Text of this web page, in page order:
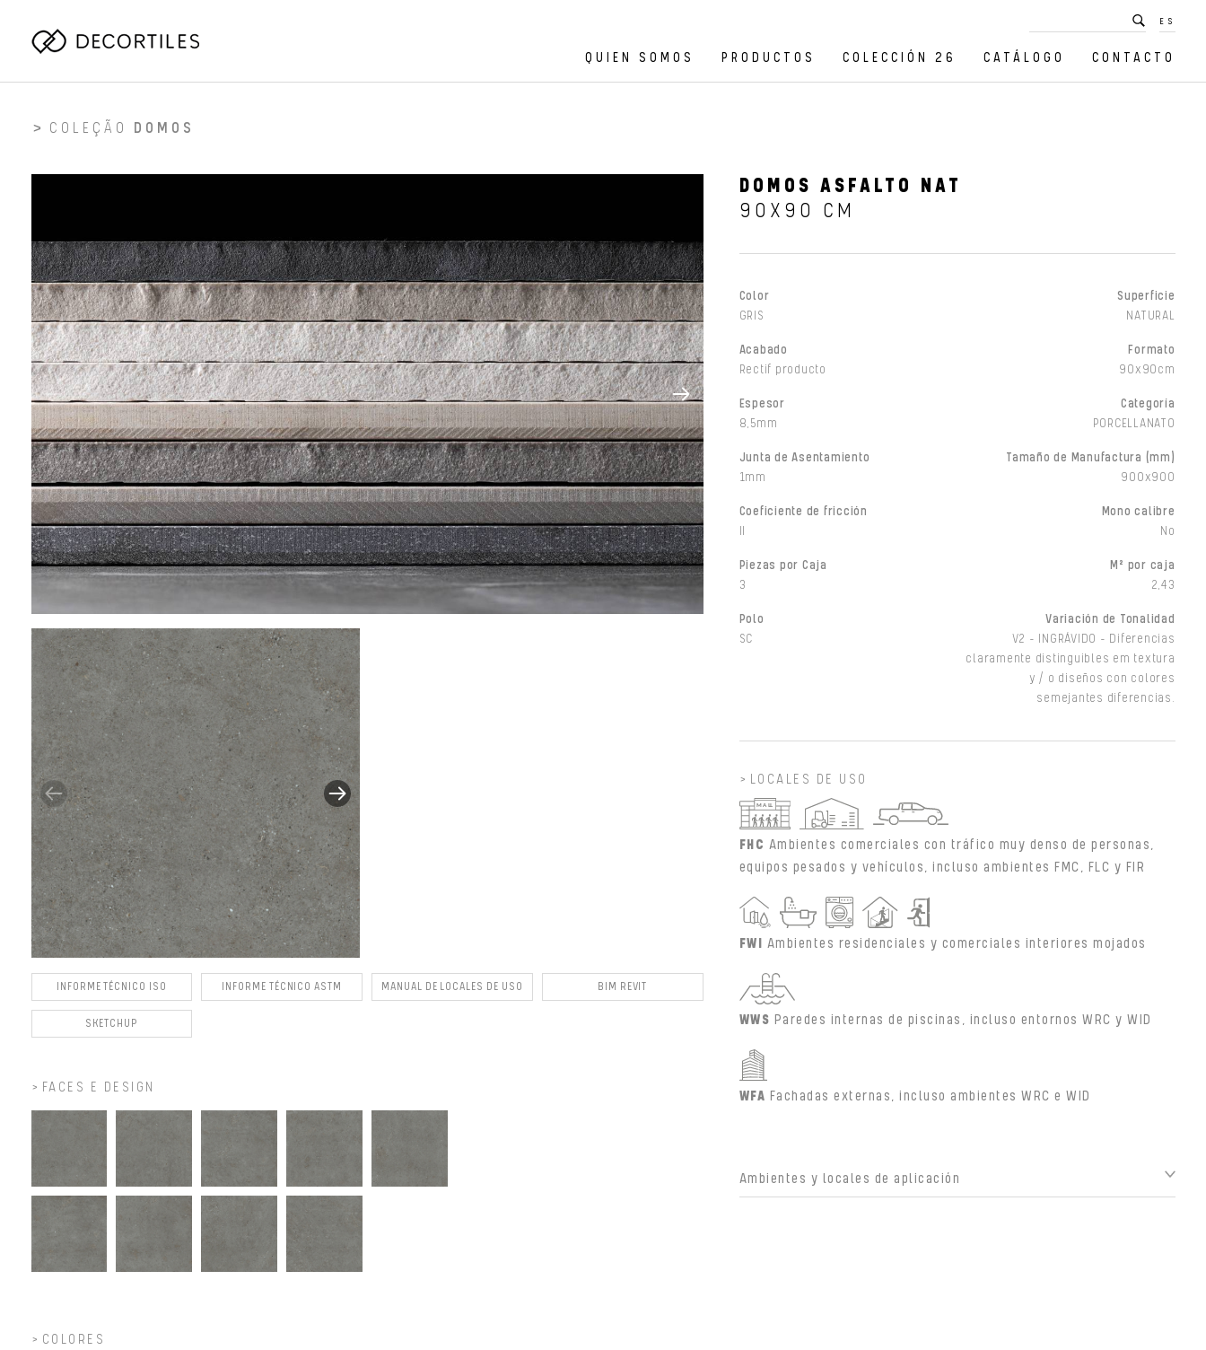
ES
QUIEN SOMOS PRODUCTOS COLECCIÓN 26 CATÁLOGO CONTACTO
COLEÇÃO DOMOS
INFORME TÉCNICO ISO INFORME TÉCNICO ASTM MANUAL DE LOCALES DE USO BIM REVIT
SKETCHUP
FACES E DESIGN
COLORES
DOMOS ASFALTO NAT
90X90 CM
Color
GRIS
Superficie
NATURAL
Acabado
Rectif producto
Formato
90x90cm
Espesor
8,5mm
Categoría
PORCELLANATO
Junta de Asentamiento
1mm
Tamaño de Manufactura (mm)
900x900
Coeficiente de fricción
Mono calibre
No
Piezas por Caja
3
M² por caja
2,43
Polo
SC
Variación de Tonalidad
V2 - INGRÁVIDO - Diferencias
claramente distinguibles em textura
y / o diseños con colores
semejantes diferencias.
LOCALES DE USO
FHC Ambientes comerciales con tráfico muy denso de personas,
equipos pesados y vehículos, incluso ambientes FMC, FLC y FIR
FWI Ambientes residenciales y comerciales interiores mojados
WWS Paredes internas de piscinas, incluso entornos WRC y WID
WFA Fachadas externas, incluso ambientes WRC e WID
Ambientes y locales de aplicación